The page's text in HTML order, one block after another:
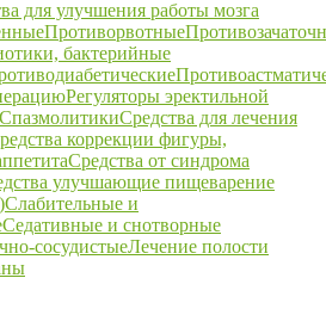
для улучшения работы мозга
Противорвотные
бактерийные
Регуляторы эректильной
СпазмолитикиСредства для лечения
коррекции фигуры,
Средства от синдрома
улучшающие пищеварение
Слабительные и
Седативные и снотворные
сосудистыеЛечение полости